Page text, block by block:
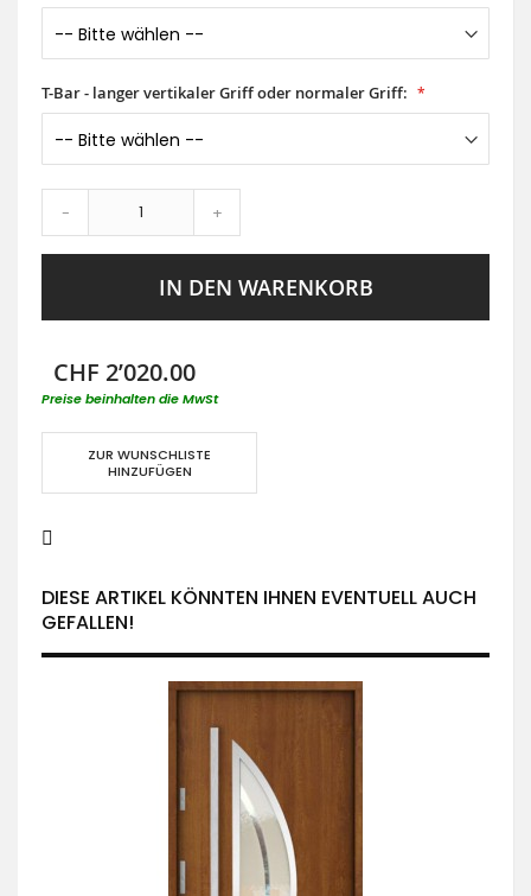
T-Bar - langer vertikaler Griff oder normaler Griff:
- +
IN DEN WARENKORB
CHF 2’020.00
Preise beinhalten die MwSt
ZUR WUNSCHLISTE
HINZUFÜGEN
DIESE ARTIKEL KÖNNTEN IHNEN EVENTUELL AUCH
GEFALLEN!